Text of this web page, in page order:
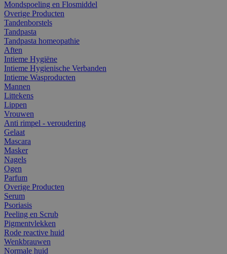
Mondspoeling en Flosmiddel
Overige Producten
Tandenborstels
Tandpasta
Tandpasta homeopathie
Aften
Intieme Hygiëne
Intieme Hygienische Verbanden
Intieme Wasproducten
Mannen
Littekens
Lippen
Vrouwen
Anti rimpel - veroudering
Gelaat
Mascara
Masker
Nagels
Ogen
Parfum
Overige Producten
Serum
Psoriasis
Peeling en Scrub
Pigmentvlekken
Rode reactive huid
Wenkbrauwen
Normale huid